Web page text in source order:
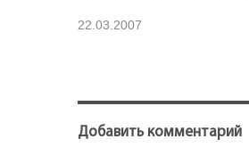
22.03.2007
Добавить комментарий